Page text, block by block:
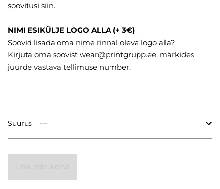
soovitusi siin.
NIMI ESIKÜLJE LOGO ALLA (+ 3€)
Soovid lisada oma nime rinnal oleva logo alla?
Kirjuta oma soovist wear@printgrupp.ee, märkides
juurde vastava tellimuse number.
Suurus